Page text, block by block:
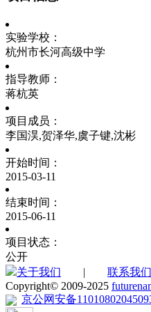
实验学校：
杭州市长河高级中学
指导教师：
蒋杭英
项目成员：
李国淏,贺泽华,虞子键,沈彬
开始时间：
2015-03-11
结束时间：
2015-06-11
项目状态：
公开
关于我们 | 联系我们
Copyright© 2009-2025
京公网安备